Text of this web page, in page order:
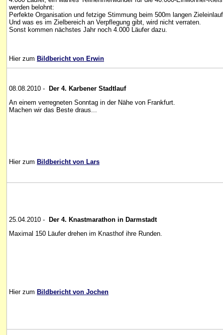
werden belohnt:
Perfekte Organisation und fetzige Stimmung beim 500m langen
Und was es im Zielbereich an Verpflegung gibt, wird nicht verraten.
Sonst kommen nächstes Jahr noch 4.000 Läufer dazu.
Hier zum Bildbericht von Erwin
08.08.2010 -
Der 4. Karbener Stadtlauf
An einem verregneten Sonntag in der Nähe von Frankfurt.
Machen wir das Beste draus...
Hier zum Bildbericht von Lars
25.04.2010 -
Der 4. Knastmarathon in Darmstadt
Maximal 150 Läufer drehen im Knasthof ihre Runden.
Hier zum Bildbericht von Jochen